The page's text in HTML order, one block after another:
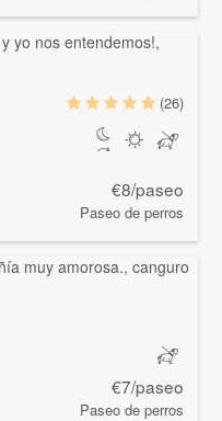
(26)
€8/paseo
Paseo de perros
€7/paseo
Paseo de perros